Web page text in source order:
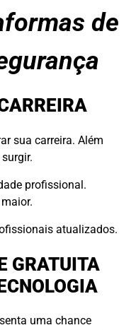
de
sua carreira. Além
profissional.
atualizados.
GRATUITA
uma chance